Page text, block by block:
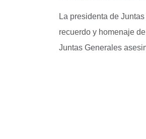
La presidenta de
recuerdo y homenaje
Juntas Generales